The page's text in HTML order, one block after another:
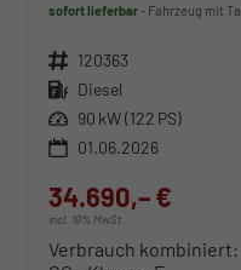
sofort lieferbar Fahrzeug mit
Fahrzeugnr. 120363
Kraftstoff Diesel
Leistung 90 kW (122 PS)
01.06.2026
34.690,– €
incl. 19% MwSt.
Verbrauch kombiniert: